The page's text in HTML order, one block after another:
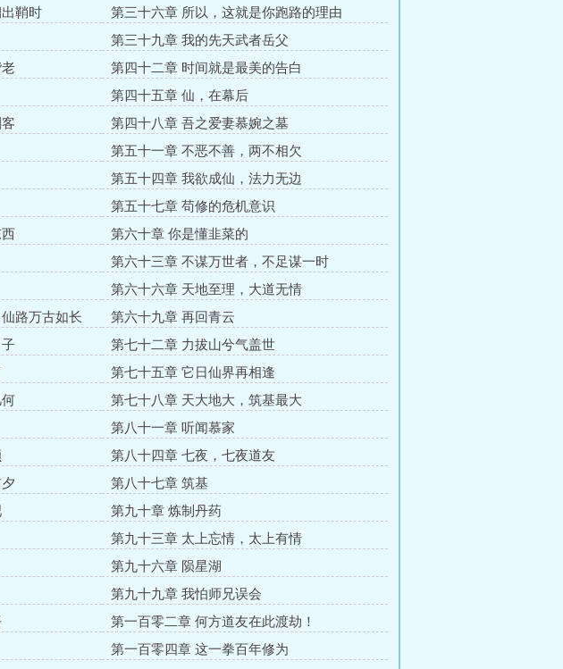
鞘时
第三十六章 所以，这就是你跑路的理由
第三十九章 我的先天武者岳父
第四十二章 时间就是最美的告白
第四十五章 仙，在幕后
第四十八章 吾之爱妻慕婉之墓
第五十一章 不恶不善，两不相欠
第五十四章 我欲成仙，法力无边
第五十七章 苟修的危机意识
第六十章 你是懂韭菜的
第六十三章 不谋万世者，不足谋一时
第六十六章 天地至理，大道无情
路万古如长
第六十九章 再回青云
第七十二章 力拔山兮气盖世
第七十五章 它日仙界再相逢
第七十八章 天大地大，筑基最大
第八十一章 听闻慕家
第八十四章 七夜，七夜道友
第八十七章 筑基
第九十章 炼制丹药
第九十三章 太上忘情，太上有情
第九十六章 陨星湖
第九十九章 我怕师兄误会
第一百零二章 何方道友在此渡劫！
第一百零四章 这一拳百年修为